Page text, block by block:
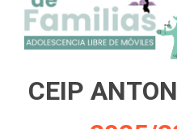
CEIP